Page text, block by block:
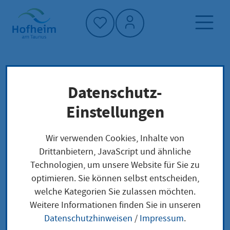
Startseite"
Neuigkeiten und Ausschreibungen
Hofheimer Kinder-Jury: Zwei Bücher teilen
sich den ersten Platz
Hofheimer Kinder-
Datenschutz-
Einstellungen
Wir verwenden Cookies, Inhalte von
Drittanbietern, JavaScript und ähnliche
Technologien, um unsere Website für Sie zu
optimieren. Sie können selbst entscheiden,
welche Kategorien Sie zulassen möchten.
Weitere Informationen finden Sie in unseren
Datenschutzhinweisen / Impressum.